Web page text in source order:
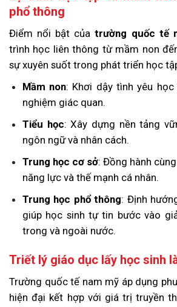
phổ thông
Điểm nổi bật củatrường quốc tế
trình học liên thông từ mầm non
sự xuyên suốt trong phát triển học
Mầm non: Khơi dậy tình yêu
nghiệm giác quan.
Tiểu học: Xây dựng nền tảng
ngôn ngữ và nhân cách.
Trung học cơ sở: Đồng hành
năng lực và thế mạnh cá nhân.
Trung học phổ thông: Định
giúp học sinh tự tin bước vào
trong và ngoài nước.
Triết lý giáo dục lấy học sinh
Trường quốc tế nam mỹ áp dụng
hiện đại kết hợp với giá trị truyền